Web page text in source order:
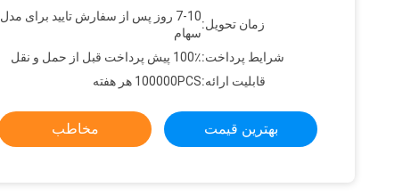
زمان تحویل:
7-10 روز پس از سفارش تایید برای مدل
سهام
شرایط پرداخت:100٪ پیش پرداخت قبل از حمل و نقل
قابلیت ارائه:100000PCS هر هفته
بهترین قیمت مخاطب